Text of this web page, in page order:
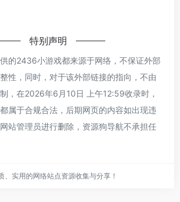
特别声明
的2436小游戏都来源于网络，不保证外部
性，同时，对于该外部链接的指向，不由
，在2026年6月10日 上午12:59收录时，
属于合规合法，后期网页的内容如出现违
站管理员进行删除，资源狗导航不承担任
、实用的网络站点资源收集与分享！